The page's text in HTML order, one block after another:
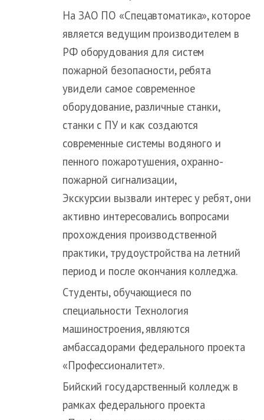
На ЗАО ПО «Спецавтоматика», которое
является ведущим производителем в
РФ оборудования для систем
пожарной безопасности, ребята
увидели самое современное
оборудование, различные станки,
станки с ПУ и как создаются
современные системы водяного и
пенного пожаротушения, охранно-
пожарной сигнализации,
Экскурсии вызвали интерес у ребят, они
активно интересовались вопросами
прохождения производственной
практики, трудоустройства на летний
период и после окончания колледжа.
Студенты, обучающиеся по
специальности Технология
машиностроения, являются
амбассадорами федерального проекта
«Профессионалитет».
Бийский государственный колледж в
рамках федерального проекта